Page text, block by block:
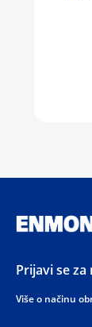
Prijavi se
Više o načinu